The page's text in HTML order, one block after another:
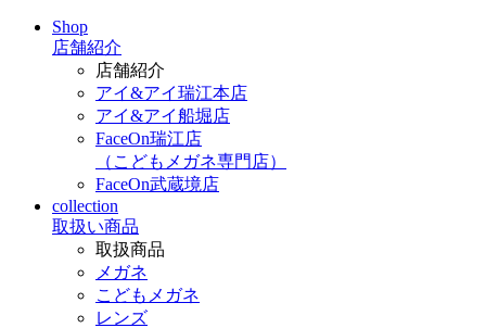
Shop
店舗紹介
店舗紹介
アイ&アイ瑞江本店
アイ&アイ船堀店
FaceOn瑞江店
（こどもメガネ専門店）
FaceOn武蔵境店
collection
取扱い商品
取扱商品
メガネ
こどもメガネ
レンズ